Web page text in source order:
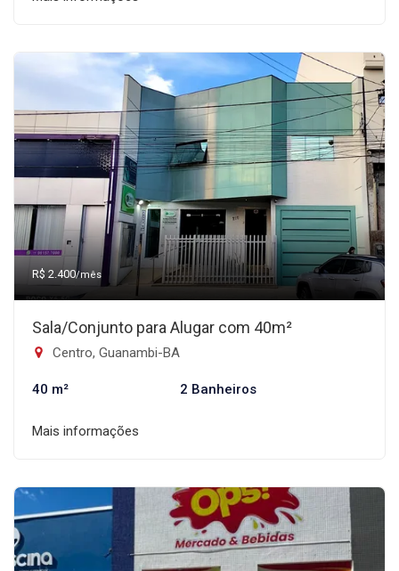
R$ 2.400/mês
Sala/Conjunto para Alugar com 40m²
Centro, Guanambi-BA
40 m² 2 Banheiros
Mais informações